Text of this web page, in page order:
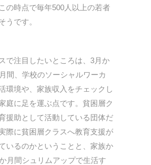
の時点で毎年500人以上の若者
うです。
で注目したいところは、3月か
間、学校のソーシャルワーカ
環境や、家族収入をチェックし
庭に足を運ぶ点です。貧困層ク
援助として活動している団体だ
際に貧困層クラスへ教育支援が
いるのかということと、家族か
月間シュリムアップで生活す